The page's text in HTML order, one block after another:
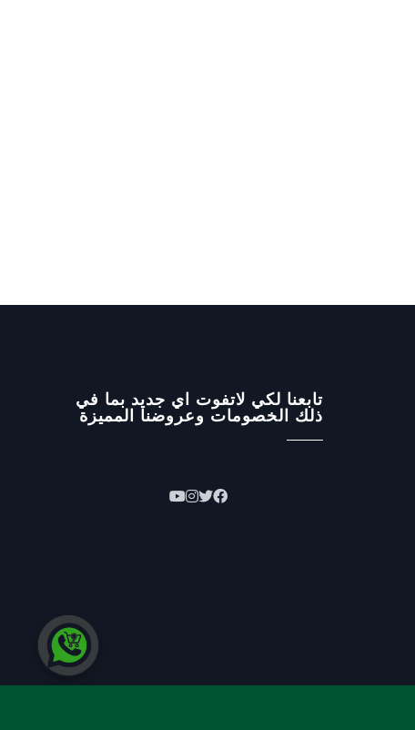
تابعنا لكي لاتفوت اي جديد بما في
ذلك الخصومات وعروضنا المميزة